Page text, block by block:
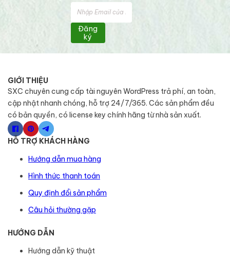
Đăng
ký
GIỚI THIỆU
SXC chuyên cung cấp tài nguyên WordPress trả phí, an toàn,
cập nhật nhanh chóng, hỗ trợ 24/7/365. Các sản phẩm đều
có bản quyền, có license key chính hãng từ nhà sản xuất.
HỖ TRỢ KHÁCH HÀNG
Hướng dẫn mua hàng
Hình thức thanh toán
Quy định đổi sản phẩm
Câu hỏi thường gặp
HƯỚNG DẪN
Hướng dẫn kỹ thuật